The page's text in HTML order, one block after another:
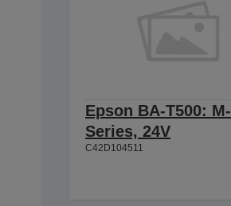
Epson BA-T500:
Series, 24V
C42D104511